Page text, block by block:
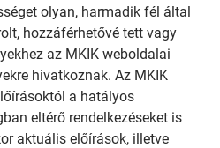
olyan, harmadik fél által
hozzáférhetővé tett vagy
az MKIK weboldalai
hivatkoznak. Az MKIK
a hatályos
eltérő rendelkezéseket is
aktuális előírások, illetve